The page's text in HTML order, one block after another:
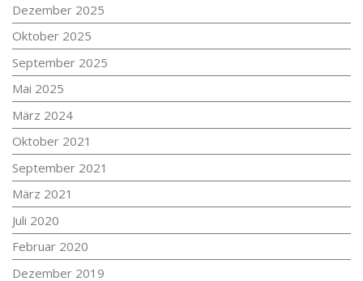
Dezember 2025
Oktober 2025
September 2025
Mai 2025
März 2024
Oktober 2021
September 2021
März 2021
Juli 2020
Februar 2020
Dezember 2019